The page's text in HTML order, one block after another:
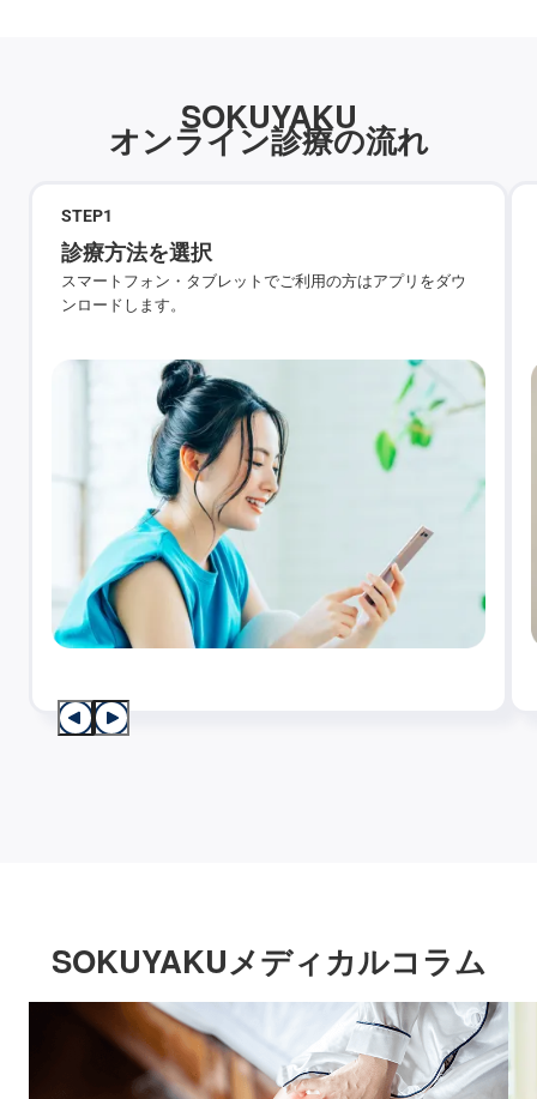
SOKUYAKU
オンライン診療の流れ
STEP1
診療方法を選択
スマートフォン・タブレットでご利用の方はアプリをダウ
ンロードします。
SOKUYAKUメディカルコラム